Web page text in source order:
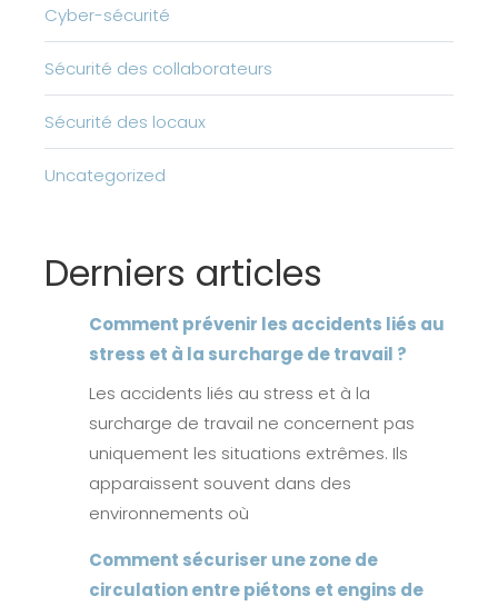
Cyber-sécurité
Sécurité des collaborateurs
Sécurité des locaux
Uncategorized
Derniers articles
Comment prévenir les accidents liés au
stress et à la surcharge de travail ?
Les accidents liés au stress et à la
surcharge de travail ne concernent pas
uniquement les situations extrêmes. Ils
apparaissent souvent dans des
environnements où
Comment sécuriser une zone de
circulation entre piétons et engins de